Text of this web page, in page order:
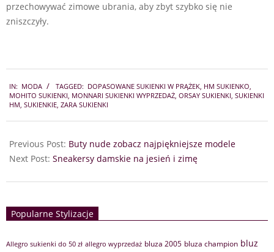
przechowywać zimowe ubrania, aby zbyt szybko się nie
zniszczyły.
12-
04
IN: MODA TAGGED: DOPASOWANE SUKIENKI W PRĄŻEK HM SUKIENKO
MOHITO SUKIENKI MONNARI SUKIENKI WYPRZEDAŻ ORSAY SUKIENKI SUKIENKI
HM SUKIENKIE ZARA SUKIENKI
Previous Post: Buty nude zobacz najpiękniejsze modele
Next Post: Sneakersy damskie na jesień i zimę
Popularne Stylizacje
Allegro sukienki do 50 zł allegro wyprzedaż bluza 2005 bluza champion bluz